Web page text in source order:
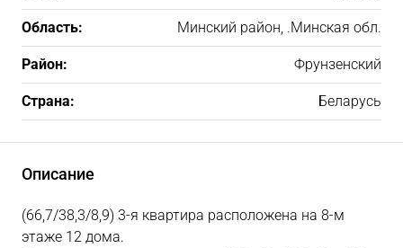
Область: Минский район, .Минская обл.
Район: Фрунзенский
Страна: Беларусь
Описание
(66,7/38,3/8,9) 3-я квартира расположена на 8-м
этаже 12 дома.